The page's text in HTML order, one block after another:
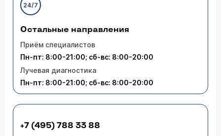
24/7
Остальные направления
Приём специалистов
Пн-пт: 8:00-21:00; сб-вс: 8:00-20:00
Лучевая диагностика
Пн-пт: 8:00-21:00; сб-вс: 8:00-20:00
+7 (495) 788 33 88